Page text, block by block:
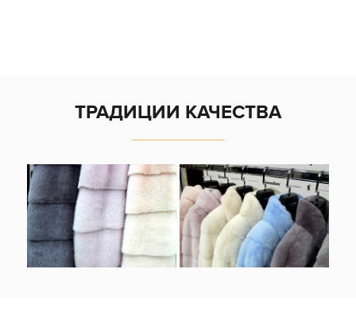
ТРАДИЦИИ КАЧЕСТВА